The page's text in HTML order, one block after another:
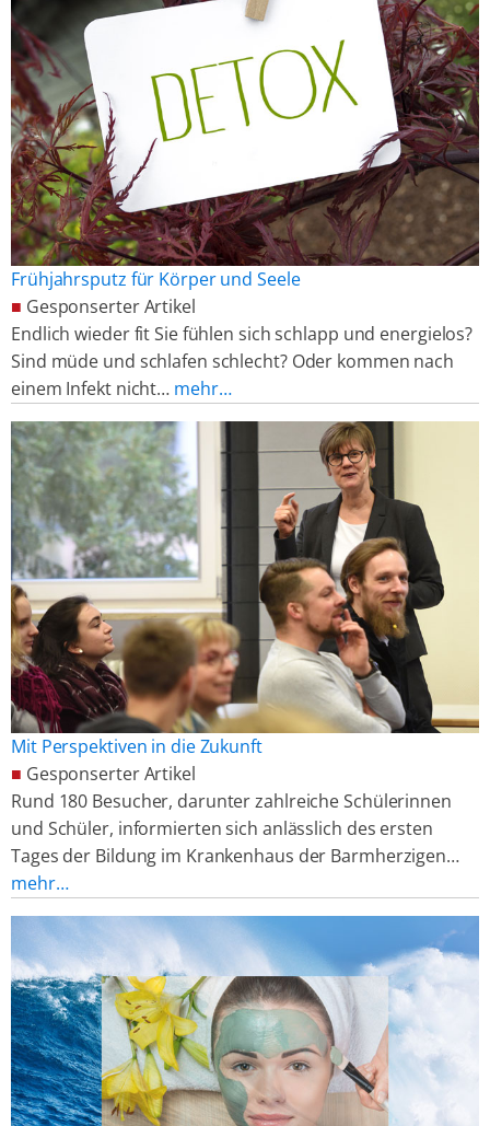
Frühjahrsputz für Körper und Seele
■ Gesponserter Artikel
Endlich wieder fit Sie fühlen sich schlapp und energielos?
Sind müde und schlafen schlecht? Oder kommen nach
einem Infekt nicht… mehr…
Mit Perspektiven in die Zukunft
■ Gesponserter Artikel
Rund 180 Besucher, darunter zahlreiche Schülerinnen
und Schüler, informierten sich anlässlich des ersten
Tages der Bildung im Krankenhaus der Barmherzigen…
mehr…